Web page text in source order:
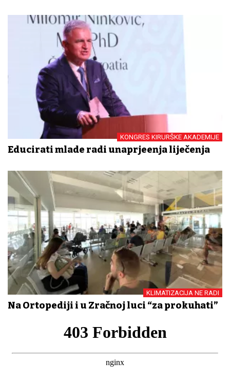
KONGRES KIRURŠKE AKADEMIJE
Educirati mlade radi unaprjeđenja liječenja
KLIMATIZACIJA NE RADI
Na Ortopediji i u Zračnoj luci “za prokuhati”